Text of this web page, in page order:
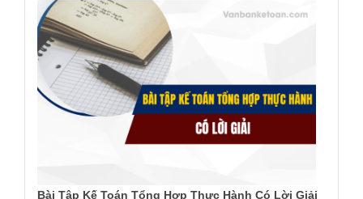
Bài Tập Kế Toán Tổng Hợp Thực Hành Có Lời Giải